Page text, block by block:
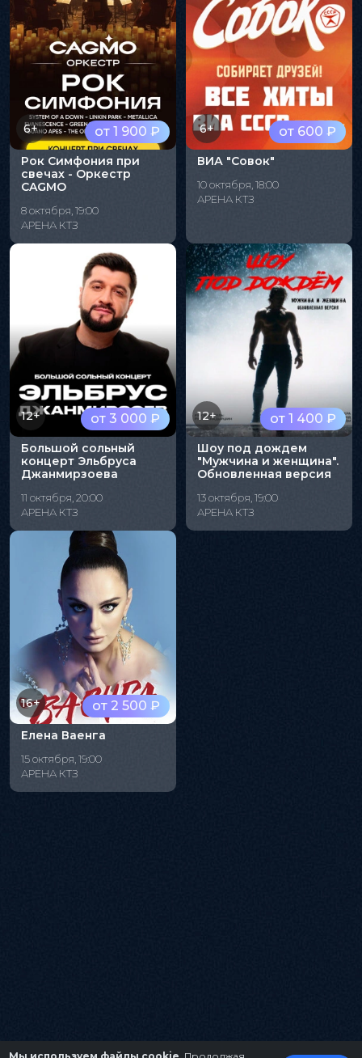
от 1 900 ₽
6+
Рок Симфония при
свечах - Оркестр
CAGMO
8 октября, 19:00
АРЕНА КТЗ
от 600 ₽
6+
ВИА "Совок"
10 октября, 18:00
АРЕНА КТЗ
от 3 000 ₽
12+
Большой сольный
концерт Эльбруса
Джанмирзоева
11 октября, 20:00
АРЕНА КТЗ
от 1 400 ₽
12+
Шоу под дождем
"Мужчина и женщина".
Обновленная версия
13 октября, 19:00
АРЕНА КТЗ
от 2 500 ₽
16+
Елена Ваенга
15 октября, 19:00
АРЕНА КТЗ